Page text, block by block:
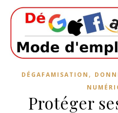
DÉGAFAMISATION ,
Protéger